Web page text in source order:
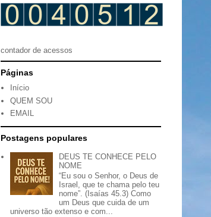
contador de acessos
Páginas
Início
QUEM SOU
EMAIL
Postagens populares
DEUS TE CONHECE PELO
NOME
“Eu sou o Senhor, o Deus de
Israel, que te chama pelo teu
nome”. (Isaías 45.3) Como
um Deus que cuida de um
universo tão extenso e com...